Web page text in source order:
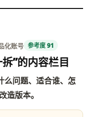
化账号 参考度 91
”的内容栏目
么问题、适合谁、怎
造版本。